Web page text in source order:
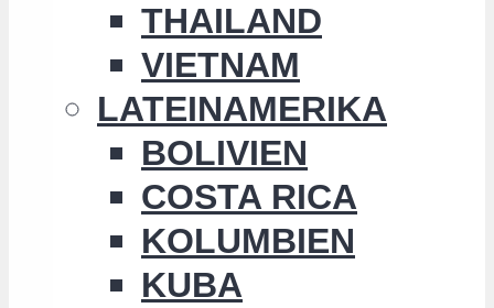
THAILAND
VIETNAM
LATEINAMERIKA
BOLIVIEN
COSTA RICA
KOLUMBIEN
KUBA